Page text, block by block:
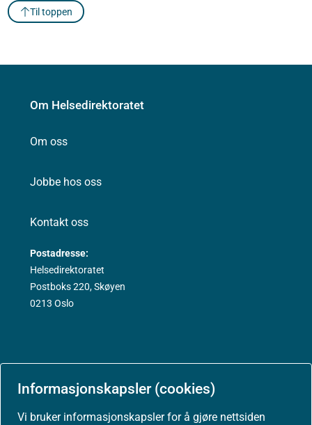
Informasjonskapsler (cookies)
Vi bruker informasjonskapsler for å gjøre nettsiden
Til toppen
Om Helsedirektoratet
Om oss
Jobbe hos oss
Kontakt oss
Postadresse:
Helsedirektoratet
Postboks 220, Skøyen
0213 Oslo
Aktuelt
Nyheter